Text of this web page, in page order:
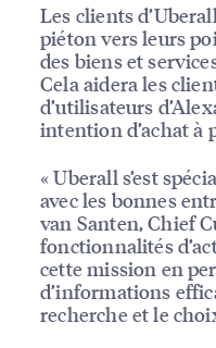
Les clients
piéton vers leurs
des biens et
Cela aidera les
d’utilisateurs
intention d’achat à
« Uberall s’est
avec les bonnes
van Santen, Chief
fonctionnalités
cette mission en
d’informations
recherche et le